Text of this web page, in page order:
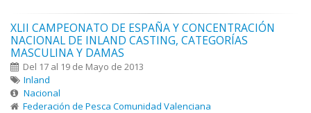
XLII CAMPEONATO DE ESPAÑA Y CONCENTRACIÓN
NACIONAL DE INLAND CASTING, CATEGORÍAS
MASCULINA Y DAMAS
Del 17 al 19 de Mayo de 2013
Inland
Nacional
Federación de Pesca Comunidad Valenciana